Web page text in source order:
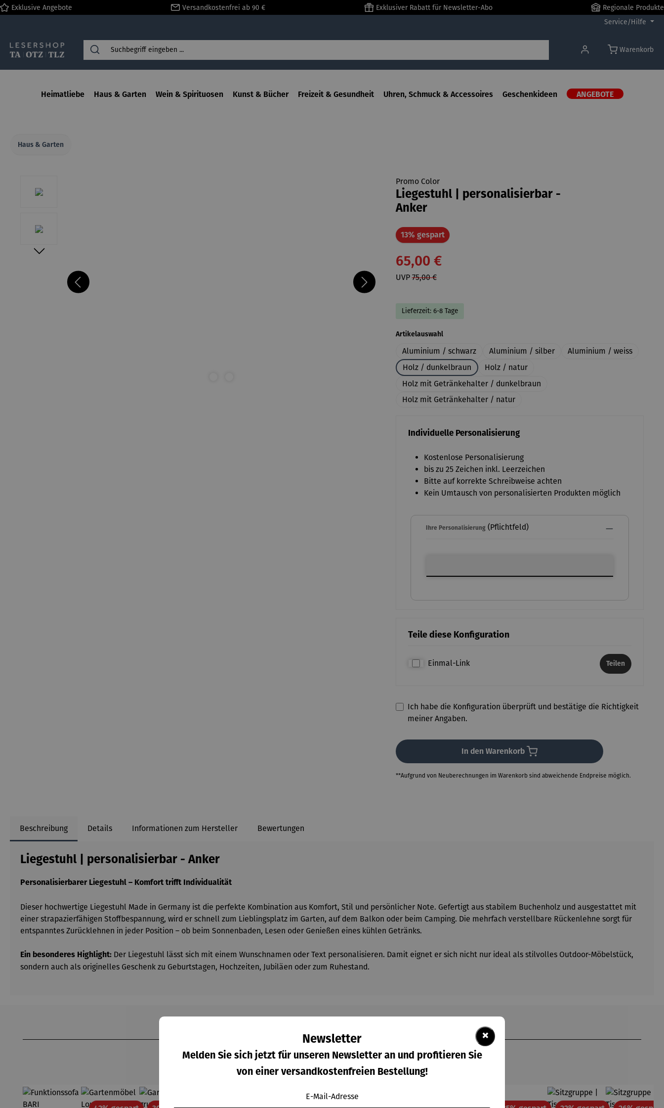
Zur Hauptnavigation springen
Exklusive Angebote Versandkostenfrei ab 90 € Exklusiver Rabatt für Newsletter-Abo
Regionale Produkte
Service/Hilfe
Warenkorb
Heimatliebe Haus & Garten Wein & Spirituosen Kunst & Bücher Freizeit & Gesundheit Uhren, Schmuck & Accessoires Geschenkideen ANGEBOTE
Haus & Garten
Promo Color
Liegestuhl | personalisierbar -
Anker
13% gespartRabatt
65,00 €
UVP75,00 €
Lieferzeit: 6-8 Tage
Artikelauswahlauswählen
Aluminium / schwarz Aluminium / silber
Aluminium / weiss
Holz / dunkelbraun
Holz / natur
Holz mit Getränkehalter / dunkelbraun
Holz mit Getränkehalter / natur
Individuelle Personalisierung
Kostenlose Personalisierung
bis zu 25 Zeichen inkl. Leerzeichen
Bitte auf korrekte Schreibweise achten
Kein Umtausch von personalisierten Produkten möglich
Ihre Personalisierung(Pflichtfeld)
Teile diese Konfiguration
Einmal-Link Teilen
Ich habe die Konfiguration überprüft und bestätige die Richtigkeit
meiner Angaben.
In den Warenkorb
**Aufgrund von Neuberechnungen im Warenkorb sind abweichende Endpreise möglich.
Beschreibung Details Informationen zum Hersteller Bewertungen
Liegestuhl | personalisierbar - Anker
Personalisierbarer Liegestuhl – Komfort trifft Individualität
Dieser hochwertige Liegestuhl Made in Germany ist die perfekte Kombination aus Komfort, Stil und persönlicher Note. Gefertigt aus stabilem Buchenholz und ausgestattet mit
einer strapazierfähigen Stoffbespannung, wird er schnell zum Lieblingsplatz im Garten, auf dem Balkon oder beim Camping. Die mehrfach verstellbare Rückenlehne sorgt für
entspanntes Zurücklehnen in jeder Position – ob beim Sonnenbaden, Lesen oder Genießen eines kühlen Getränks.
Ein besonderes Highlight: Der Liegestuhl lässt sich mit einem Wunschnamen oder Text personalisieren. Damit eignet er sich nicht nur ideal als stilvolles Outdoor-Möbelstück,
sondern auch als originelles Geschenk zu Geburtstagen, Hochzeiten, Jubiläen oder zum Ruhestand.
Kunden kauften auch
×
Newsletter
Melden Sie sich jetzt für unseren Newsletter an und profitieren Sie
von einer versandkostenfreien Bestellung!
E-Mail-Adresse